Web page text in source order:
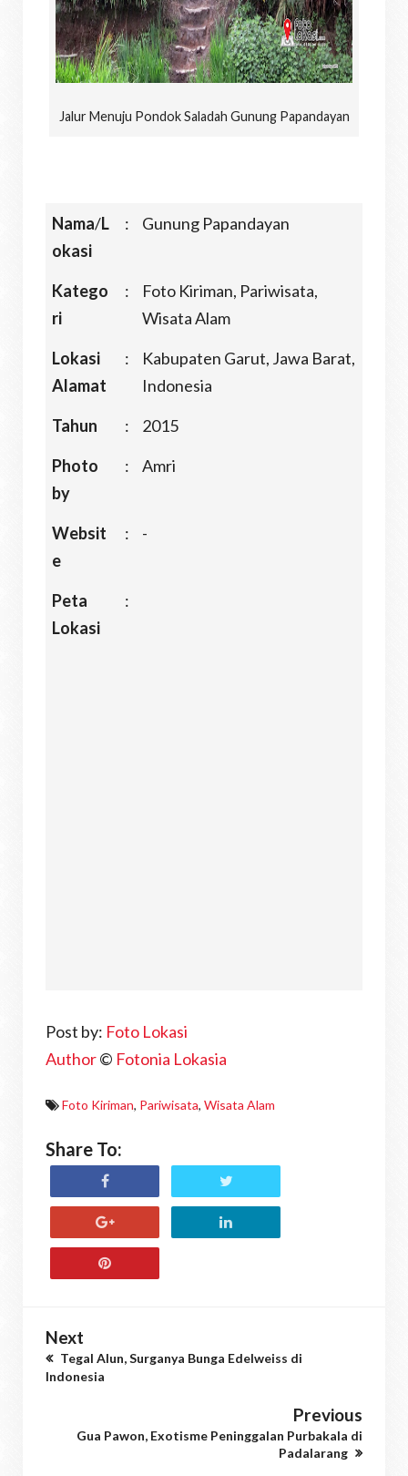
Jalur Menuju Pondok Saladah Gunung Papandayan
Nama/L
okasi
: Gunung Papandayan
Katego
ri
:
Foto Kiriman, Pariwisata,
Wisata Alam
Lokasi
Alamat
:
Kabupaten Garut, Jawa Barat,
Indonesia
Tahun
:
2015
Photo
by
: Amri
Websit
e
: -
Peta
Lokasi
:
Post by: Foto Lokasi
Author© Fotonia Lokasia
Foto Kiriman, Pariwisata, Wisata Alam
Share To:
Next
Tegal Alun, Surganya Bunga Edelweiss di
Indonesia
Previous
Gua Pawon, Exotisme Peninggalan Purbakala di
Padalarang